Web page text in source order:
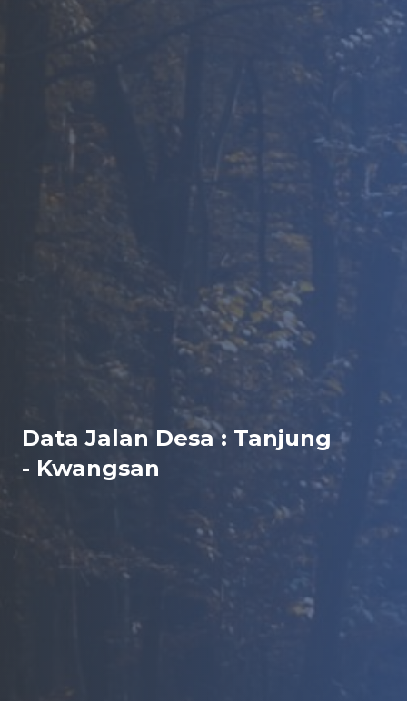
Data Jalan Desa : Tanjung
- Kwangsan